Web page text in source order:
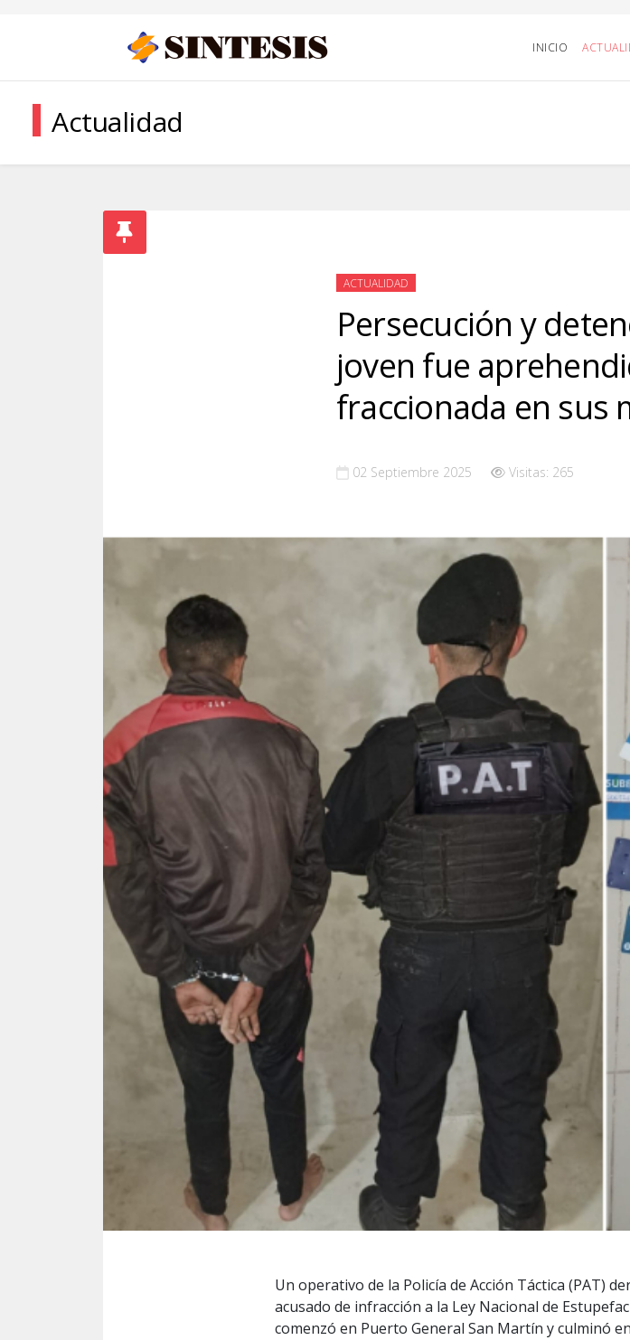
INICIO
Actualidad
ACTUALIDAD
Persecución y
joven fue
fraccionada en sus
02 Septiembre 2025 Visitas: 265
Un operativo de la Policía de Acción Táctica (PAT)
acusado de infracción a la Ley Nacional de
comenzó en Puerto General San Martín y culminó